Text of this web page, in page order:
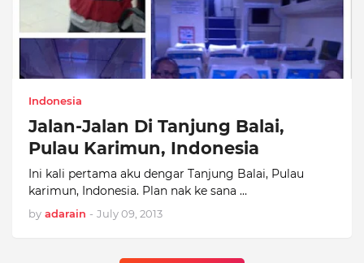
Indonesia
Jalan-Jalan Di Tanjung Balai,
Pulau Karimun, Indonesia
Ini kali pertama aku dengar Tanjung Balai, Pulau
karimun, Indonesia. Plan nak ke sana …
by adarain - July 09, 2013